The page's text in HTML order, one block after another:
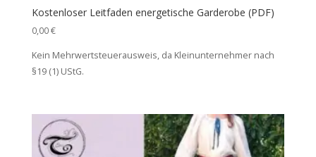
Kostenloser Leitfaden energetische Garderobe (PDF)
0,00€
Kein Mehrwertsteuerausweis, da Kleinunternehmer nach
§19 (1) UStG.